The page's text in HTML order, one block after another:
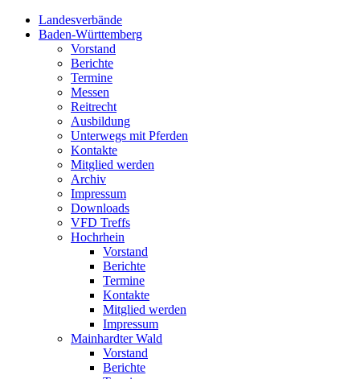
Landesverbände
Baden-Württemberg
Vorstand
Berichte
Termine
Messen
Reitrecht
Ausbildung
Unterwegs mit Pferden
Kontakte
Mitglied werden
Archiv
Impressum
Downloads
VFD Treffs
Hochrhein
Vorstand
Berichte
Termine
Kontakte
Mitglied werden
Impressum
Mainhardter Wald
Vorstand
Berichte